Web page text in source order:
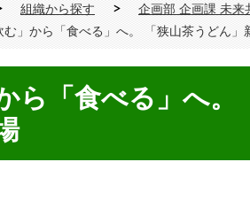
組織から探す 企画部 企画課 未来
む」から「食べる」へ。 「狭山茶うどん」
ら「食べる」へ。